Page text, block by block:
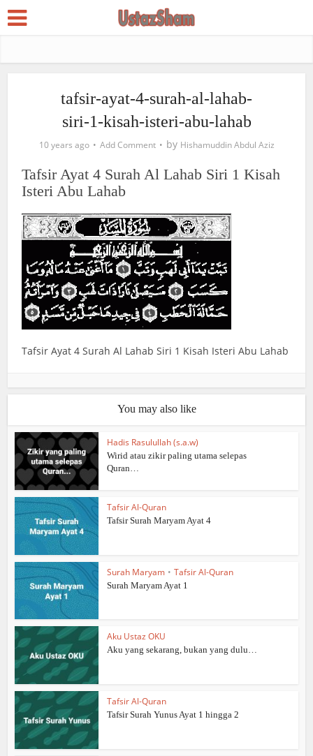
tafsir-ayat-4-surah-al-lahab-
siri-1-kisah-isteri-abu-lahab
10 years ago Add Comment by Hishamuddin Abdul Aziz
Tafsir Ayat 4 Surah Al Lahab Siri 1 Kisah
Isteri Abu Lahab
Tafsir Ayat 4 Surah Al Lahab Siri 1 Kisah Isteri Abu Lahab
You may also like
Hadis Rasulullah (s.a.w)
Wirid atau zikir paling utama selepas
Quran…
Tafsir Al-Quran
Tafsir Surah Maryam Ayat 4
Surah Maryam • Tafsir Al-Quran
Surah Maryam Ayat 1
Aku Ustaz OKU
Aku yang sekarang, bukan yang dulu…
Tafsir Al-Quran
Tafsir Surah Yunus Ayat 1 hingga 2